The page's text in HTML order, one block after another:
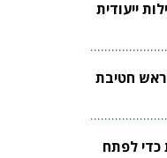
ייעודית
חטיבת
כדי לפתח